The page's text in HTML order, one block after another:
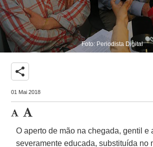
Foto: Periodista Digital
share
01 Mai 2018
O aperto de mão na chegada, gentil e
severamente educada, substituída no